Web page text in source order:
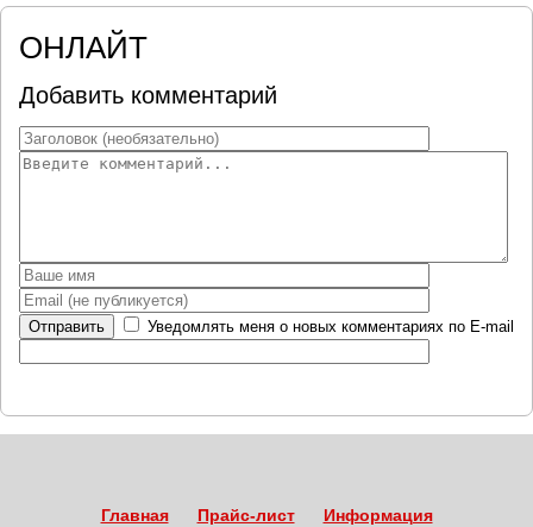
ОНЛАЙТ
Добавить комментарий
Отправить Уведомлять меня о новых комментариях по E-mail
Главная Прайс-лист
Информация